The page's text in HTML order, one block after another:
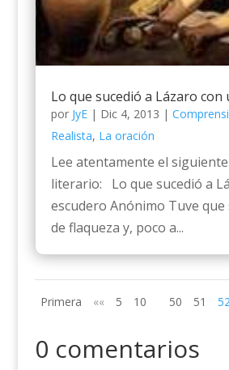
Lo que sucedió a Lázaro con
por JyE| Dic 4, 2013 |
Realista, La oración
Lee atentamente el
literario: Lo que sucedió a
escudero Anónimo Tuve que
de flaqueza y, poco a...
Primera «« 5 10 50 51
0 comentarios